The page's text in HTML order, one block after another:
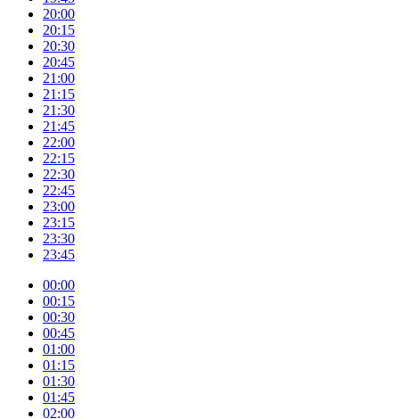
20:00
20:15
20:30
20:45
21:00
21:15
21:30
21:45
22:00
22:15
22:30
22:45
23:00
23:15
23:30
23:45
00:00
00:15
00:30
00:45
01:00
01:15
01:30
01:45
02:00